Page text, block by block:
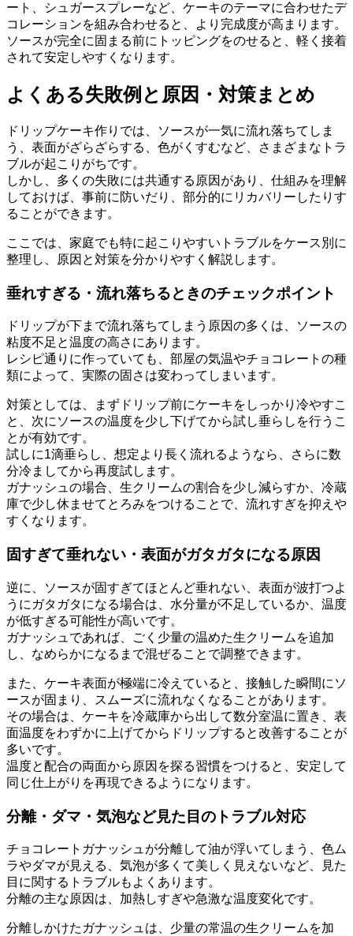
ート、シュガースプレーなど、ケーキのテーマに合わせたデ
コレーションを組み合わせると、より完成度が高まります。
ソースが完全に固まる前にトッピングをのせると、軽く接着
されて安定しやすくなります。
よくある失敗例と原因・対策まとめ
ドリップケーキ作りでは、ソースが一気に流れ落ちてしま
う、表面がざらざらする、色がくすむなど、さまざまなトラ
ブルが起こりがちです。
しかし、多くの失敗には共通する原因があり、仕組みを理解
しておけば、事前に防いだり、部分的にリカバリーしたりす
ることができます。
ここでは、家庭でも特に起こりやすいトラブルをケース別に
整理し、原因と対策を分かりやすく解説します。
垂れすぎる・流れ落ちるときのチェックポイント
ドリップが下まで流れ落ちてしまう原因の多くは、ソースの
粘度不足と温度の高さにあります。
レシピ通りに作っていても、部屋の気温やチョコレートの種
類によって、実際の固さは変わってしまいます。
対策としては、まずドリップ前にケーキをしっかり冷やすこ
と、次にソースの温度を少し下げてから試し垂らしを行うこ
とが有効です。
試しに1滴垂らし、想定より長く流れるようなら、さらに数
分冷ましてから再度試します。
ガナッシュの場合、生クリームの割合を少し減らすか、冷蔵
庫で少し休ませてとろみをつけることで、流れすぎを抑えや
すくなります。
固すぎて垂れない・表面がガタガタになる原因
逆に、ソースが固すぎてほとんど垂れない、表面が波打つよ
うにガタガタになる場合は、水分量が不足しているか、温度
が低すぎる可能性が高いです。
ガナッシュであれば、ごく少量の温めた生クリームを追加
し、なめらかになるまで混ぜることで調整できます。
また、ケーキ表面が極端に冷えていると、接触した瞬間にソ
ースが固まり、スムーズに流れなくなることがあります。
その場合は、ケーキを冷蔵庫から出して数分室温に置き、表
面温度をわずかに上げてからドリップすると改善することが
多いです。
温度と配合の両面から原因を探る習慣をつけると、安定して
同じ仕上がりを再現できるようになります。
分離・ダマ・気泡など見た目のトラブル対応
チョコレートガナッシュが分離して油が浮いてしまう、色ム
ラやダマが見える、気泡が多くて美しく見えないなど、見た
目に関するトラブルもよくあります。
分離の主な原因は、加熱しすぎや急激な温度変化です。
分離しかけたガナッシュは、少量の常温の生クリームを加